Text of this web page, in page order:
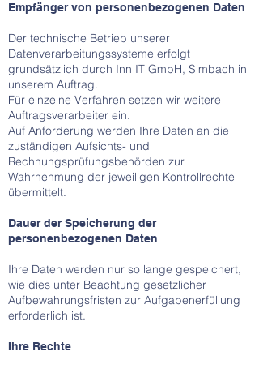
Empfänger von personenbezogenen Daten
Der technische Betrieb unserer
Datenverarbeitungssysteme erfolgt
grundsätzlich durch Inn IT GmbH, Simbach in
unserem Auftrag.
Für einzelne Verfahren setzen wir weitere
Auftragsverarbeiter ein.
Auf Anforderung werden Ihre Daten an die
zuständigen Aufsichts- und
Rechnungsprüfungsbehörden zur
Wahrnehmung der jeweiligen Kontrollrechte
übermittelt.
Dauer der Speicherung der
personenbezogenen Daten
Ihre Daten werden nur so lange gespeichert,
wie dies unter Beachtung gesetzlicher
Aufbewahrungsfristen zur Aufgabenerfüllung
erforderlich ist.
Ihre Rechte